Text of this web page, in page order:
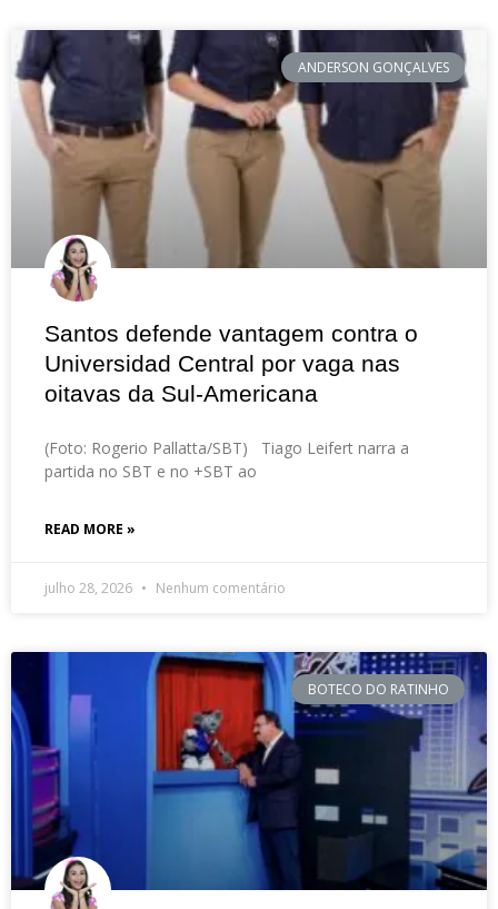
ANDERSON GONÇALVES
Santos defende vantagem contra o
Universidad Central por vaga nas
oitavas da Sul-Americana
(Foto: Rogerio Pallatta/SBT) Tiago Leifert narra a
partida no SBT e no +SBT ao
READ MORE »
julho 28, 2026 Nenhum comentário
BOTECO DO RATINHO